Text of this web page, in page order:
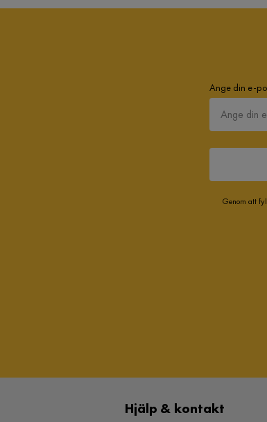
Ange din e-
Genom att
Hjälp & kontakt